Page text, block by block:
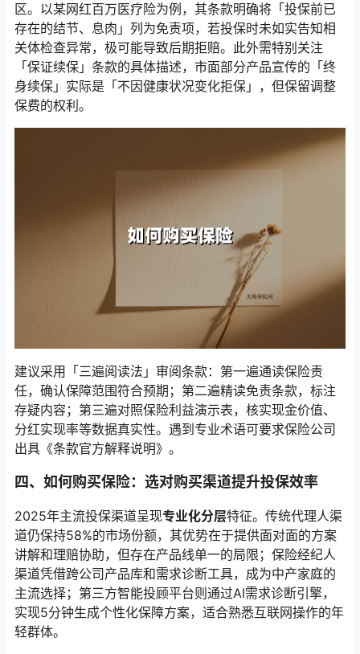
区。以某网红百万医疗险为例，其条款明确将「投保前已
存在的结节、息肉」列为免责项，若投保时未如实告知相
关体检查异常，极可能导致后期拒赔。此外需特别关注
「保证续保」条款的具体描述，市面部分产品宣传的「终
身续保」实际是「不因健康状况变化拒保」，但保留调整
保费的权利。
建议采用「三遍阅读法」审阅条款：第一遍通读保险责
任，确认保障范围符合预期；第二遍精读免责条款，标注
存疑内容；第三遍对照保险利益演示表，核实现金价值、
分红实现率等数据真实性。遇到专业术语可要求保险公司
出具《条款官方解释说明》。
四、如何购买保险：选对购买渠道提升投保效率
2025年主流投保渠道呈现专业化分层特征。传统代理人渠
道仍保持58%的市场份额，其优势在于提供面对面的方案
讲解和理赔协助，但存在产品线单一的局限；保险经纪人
渠道凭借跨公司产品库和需求诊断工具，成为中产家庭的
主流选择；第三方智能投顾平台则通过AI需求诊断引擎，
实现5分钟生成个性化保障方案，适合熟悉互联网操作的年
轻群体。